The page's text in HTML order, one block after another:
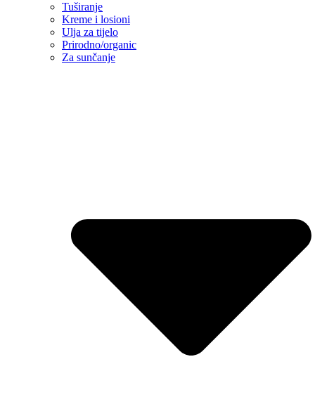
Tuširanje
Kreme i losioni
Ulja za tijelo
Prirodno/organic
Za sunčanje